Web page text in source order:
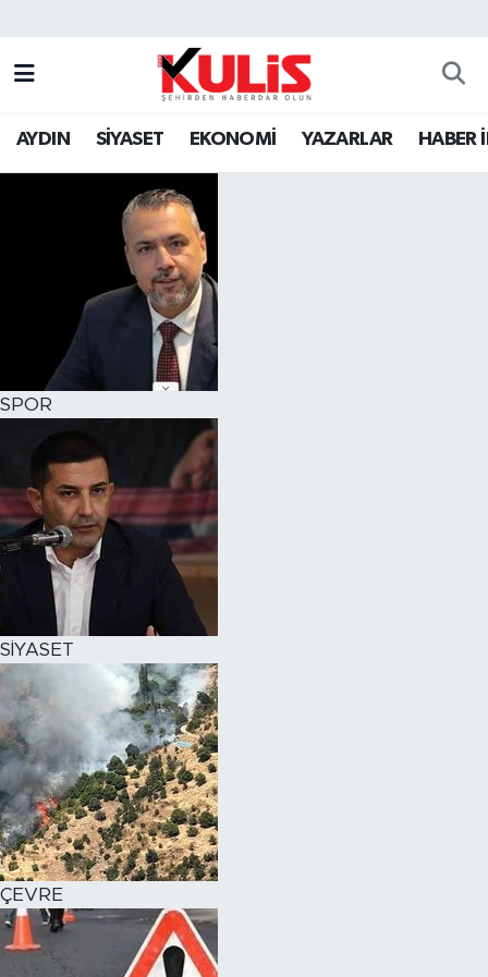
AYDIN SİYASET EKONOMİ YAZARLAR HABER
SPOR
SİYASET
ÇEVRE